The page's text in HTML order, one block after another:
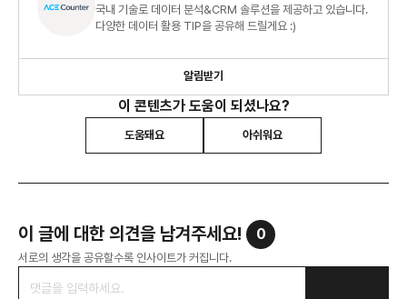
국내 기술로 데이터 분석&CRM 솔루션을 제공하고 있습니다.
다양한 데이터 활용 TIP을 공유해 드릴게요 :)
알림받기
이 콘텐츠가 도움이 되셨나요?
도움돼요 아쉬워요
이 글에 대한 의견을 남겨주세요! 0
서로의 생각을 공유할수록 인사이트가 커집니다.